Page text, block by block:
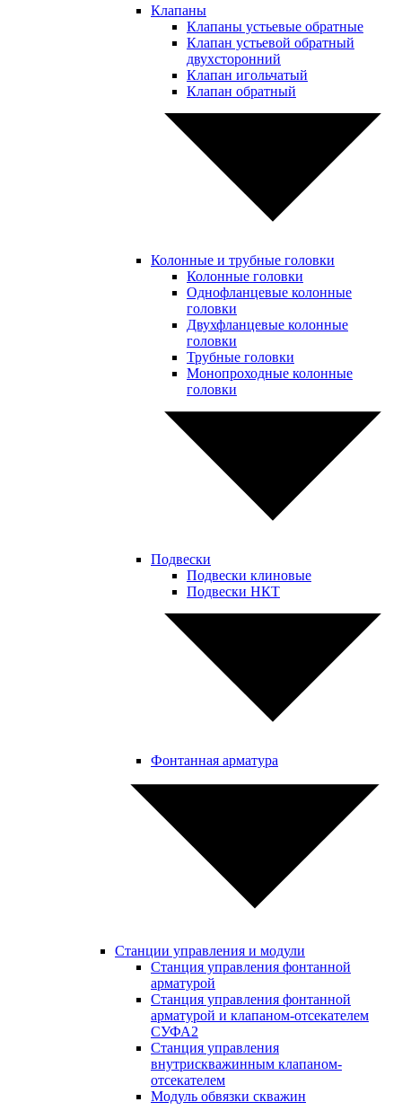
Клапаны
Клапаны устьевые обратные
Клапан устьевой обратный
двухсторонний
Клапан игольчатый
Клапан обратный
Колонные и трубные головки
Колонные головки
Однофланцевые колонные
головки
Двухфланцевые колонные
головки
Трубные головки
Монопроходные колонные
головки
Подвески
Подвески клиновые
Подвески НКТ
Фонтанная арматура
Станции управления и модули
Станция управления фонтанной
арматурой
Станция управления фонтанной
арматурой и клапаном-отсекателем
СУФА2
Станция управления
внутрискважинным клапаном-
отсекателем
Модуль обвязки скважин